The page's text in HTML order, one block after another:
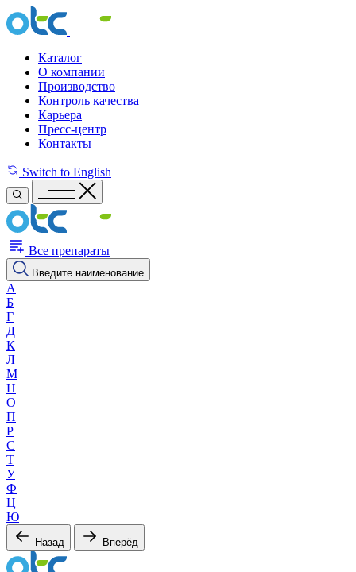
Каталог
О компании
Производство
Контроль качества
Карьера
Пресс-центр
Контакты
Switch to English
Все препараты
Введите наименование
А
Б
Г
Д
К
Л
М
Н
О
П
Р
С
Т
У
Ф
Ц
Ю
Назад Вперёд